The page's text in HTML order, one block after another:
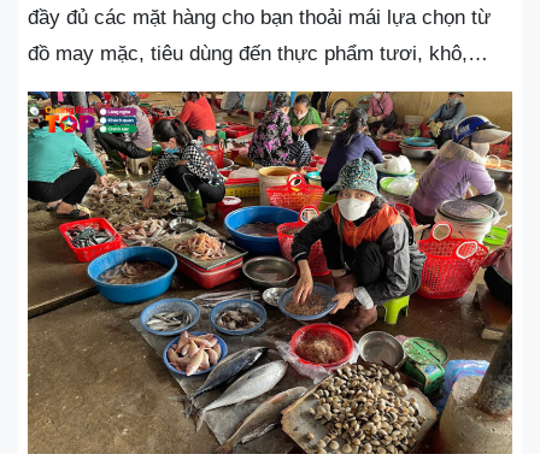
đầy đủ các mặt hàng cho bạn thoải mái lựa chọn từ
đồ may mặc, tiêu dùng đến thực phẩm tươi, khô,…